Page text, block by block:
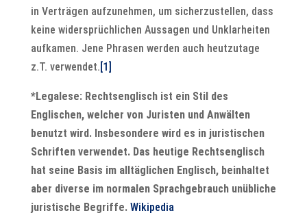
in Verträgen aufzunehmen, um sicherzustellen, dass
keine widersprüchlichen Aussagen und Unklarheiten
aufkamen. Jene Phrasen werden auch heutzutage
z.T. verwendet.[1]
*Legalese: Rechtsenglisch ist ein Stil des
Englischen, welcher von Juristen und Anwälten
benutzt wird. Insbesondere wird es in juristischen
Schriften verwendet. Das heutige Rechtsenglisch
hat seine Basis im alltäglichen Englisch, beinhaltet
aber diverse im normalen Sprachgebrauch unübliche
juristische Begriffe. Wikipedia